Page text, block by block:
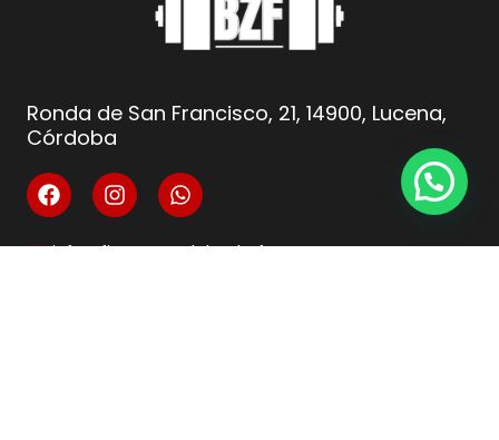
Ronda de San Francisco, 21, 14900, Lucena,
Córdoba
info@fitnesscordoba-bzf.es